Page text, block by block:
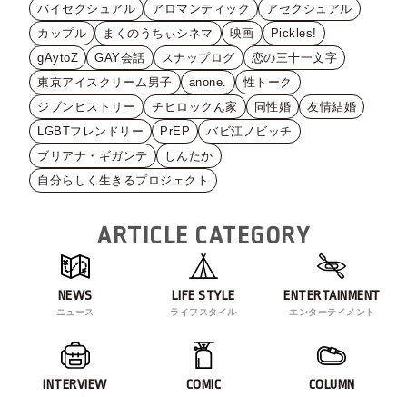
バイセクシュアル
アロマンティック
アセクシュアル
カップル
まくのうちぃシネマ 映画
Pickles!
gAytoZ
GAY会話 スナップログ
恋の三十一文字
東京アイスクリーム男子
anone.
性トーク
ジブンヒストリー
チヒロックん家 同性婚
友情結婚
LGBTフレンドリー
PrEP
バビ江ノビッチ
ブリアナ・ギガンテ
しんたか
自分らしく生きるプロジェクト
ARTICLE CATEGORY
NEWS
ニュース
LIFE STYLE
ライフスタイル
ENTERTAINMENT
エンターテイメント
INTERVIEW COMIC COLUMN